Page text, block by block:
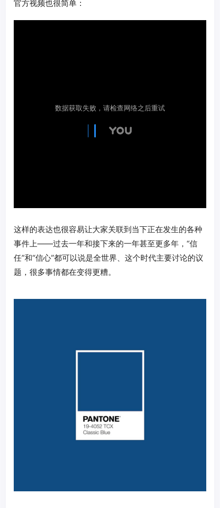
官方视频也很简单：
这样的表达也很容易让大家关联到当下正在发生的各种
事件上——过去一年和接下来的一年甚至更多年，“信
任”和“信心”都可以说是全世界、这个时代主要讨论的议
题，很多事情都在变得更糟。